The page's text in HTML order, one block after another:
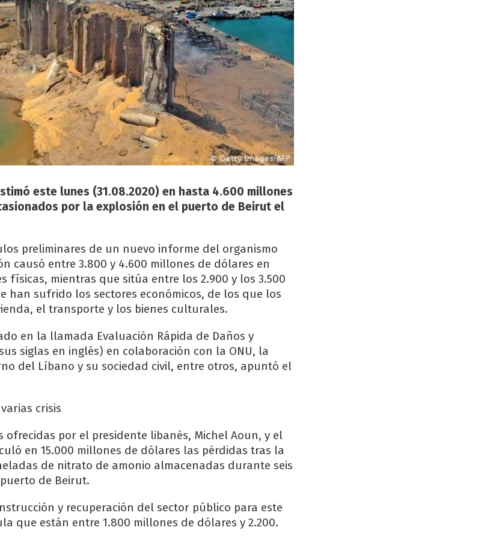
este lunes (31.08.2020) en hasta 4.600 millones
por la explosión en el puerto de Beirut el
preliminares de un nuevo informe del organismo
causó entre 3.800 y 4.600 millones de dólares en
físicas, mientras que sitúa entre los 2.900 y los 3.500
han sufrido los sectores económicos, de los que los
el transporte y los bienes culturales.
en la llamada Evaluación Rápida de Daños y
siglas en inglés) en colaboración con la ONU, la
del Líbano y su sociedad civil, entre otros, apuntó el
crisis
ofrecidas por el presidente libanés, Michel Aoun, y el
en 15.000 millones de dólares las pérdidas tras la
de nitrato de amonio almacenadas durante seis
de Beirut.
y recuperación del sector público para este
que están entre 1.800 millones de dólares y 2.200.